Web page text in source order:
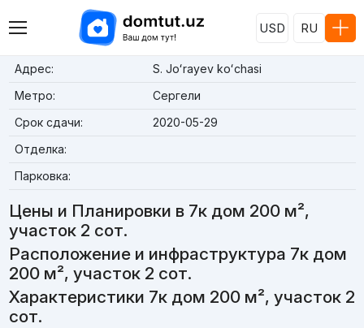
USD RU
Адрес:
S. Joʻrayev koʻchasi
Метро:
Сергели
Срок сдачи:
2020-05-29
Отделка:
Парковка:
Цены и Планировки в 7к дом 200 м²,
участок 2 сот.
Расположение и инфраструктура 7к дом
200 м², участок 2 сот.
Характеристики 7к дом 200 м², участок 2
сот.